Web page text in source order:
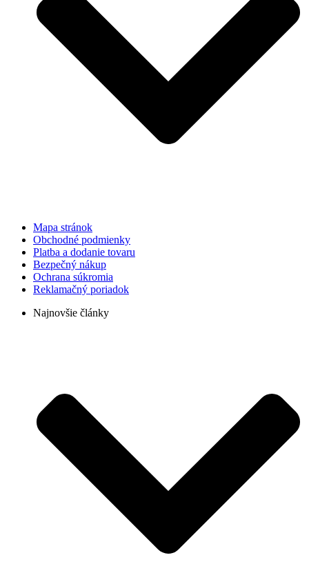
Mapa stránok
Obchodné podmienky
Platba a dodanie tovaru
Bezpečný nákup
Ochrana súkromia
Reklamačný poriadok
Najnovšie články